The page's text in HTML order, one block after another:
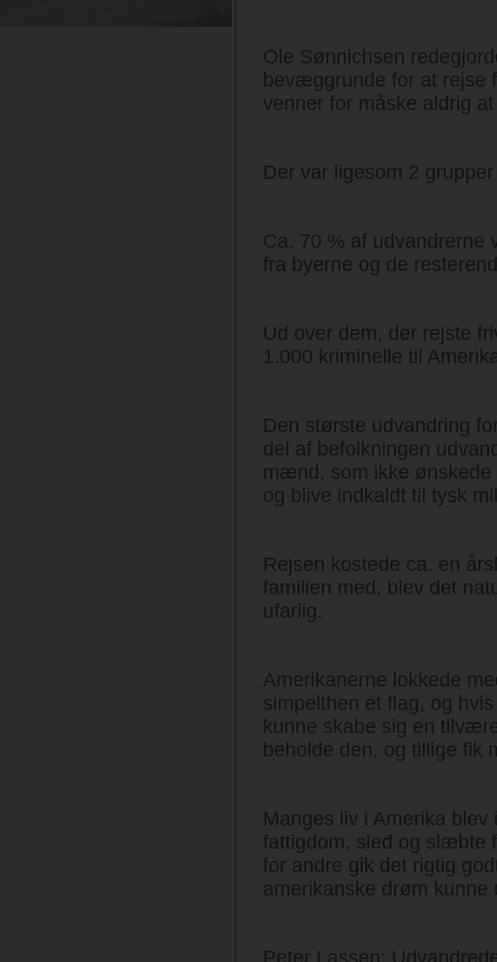
Ole Sønnichsen
bevæggrunde for at rejse
venner for måske aldrig
Der var ligesom 2
Ca. 70 % af udvandrerne
fra byerne og de
Ud over dem, der rejste
1.000 kriminelle til
Den største udvandring
del af befolkningen
mænd, som ikke
og blive indkaldt til tysk
Rejsen kostede ca. en
familien med, blev det
ufarlig.
Amerikanerne lokkede
simpelthen et flag, og
kunne skabe sig en
beholde den, og tillige fik
Manges liv i Amerika
fattigdom, sled og slæbte
for andre gik det rigtig
amerikanske drøm kunne
Peter Lassen: